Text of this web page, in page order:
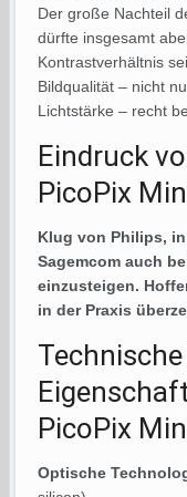
Der große Nachteil
dürfte insgesamt
Kontrastverhältnis
Bildqualität – nicht
Lichtstärke – recht
Eindruck
PicoPix
Klug von Philips,
Sagemcom auch
einzusteigen.
in der Praxis
PicoPix
Optische